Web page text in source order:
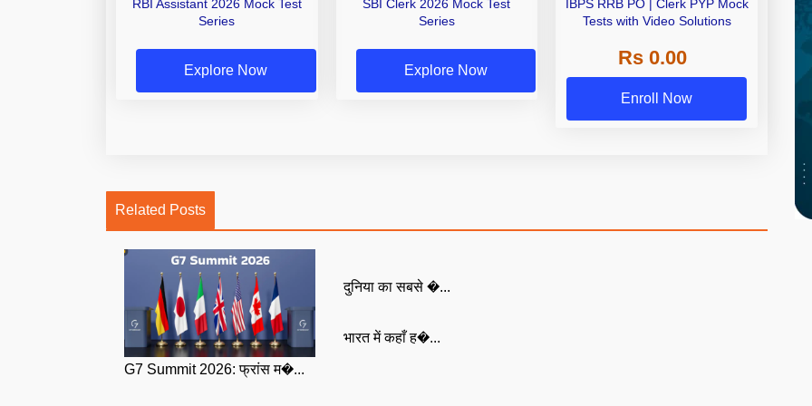
RBI Assistant 2026 Mock Test
Series
Explore Now
SBI Clerk 2026 Mock Test
Series
Explore Now
IBPS RRB PO | Clerk PYP Mock
Tests with Video Solutions
Rs 0.00
Enroll Now
Related Posts
G7 Summit 2026: फ्रांस म�...
दुनिया का सबसे �...
भारत में कहाँ ह�...